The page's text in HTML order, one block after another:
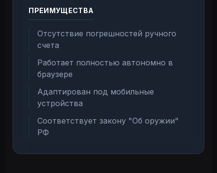
ПРЕИМУЩЕСТВА
Отсутствие погрешностей ручного
счета
Работает полностью автономно в
браузере
Адаптирован под мобильные
устройства
Соответствует закону "Об оружии"
РФ